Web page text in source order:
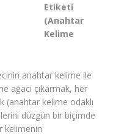
Etiketi
(Anahtar
Kelime
anahtar kelime ile
ağacı çıkarmak, her
(anahtar kelime odaklı
düzgün bir biçimde
kelimenin